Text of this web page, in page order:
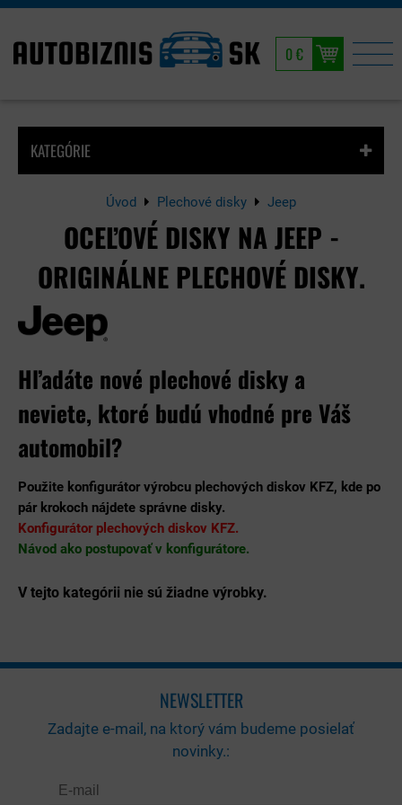
0 €
Úvod Plechové disky Jeep
OCEĽOVÉ DISKY NA JEEP -
ORIGINÁLNE PLECHOVÉ DISKY.
KATEGÓRIE
Hľadáte nové plechové disky a
neviete, ktoré budú vhodné pre Váš
automobil?
Použite konfigurátor výrobcu plechových diskov KFZ, kde po
pár krokoch nájdete správne disky.
Konfigurátor plechových diskov KFZ.
Návod ako postupovať v konfigurátore.
NEWSLETTER
Zadajte e-mail, na ktorý vám budeme posielať
novinky.: